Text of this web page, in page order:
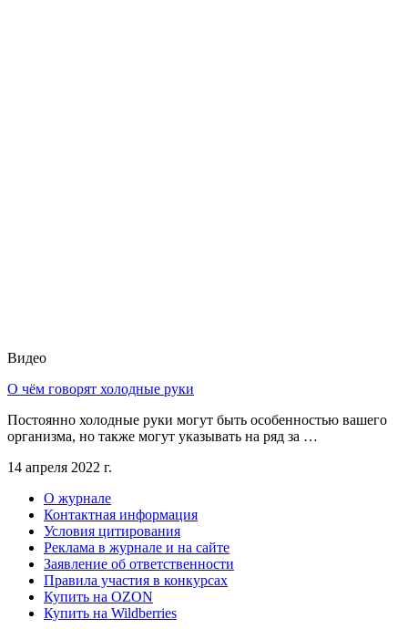
Видео
О чём говорят холодные руки
Постоянно холодные руки могут быть особенностью вашего
организма, но также могут указывать на ряд за …
14 апреля 2022 г.
О журнале
Контактная информация
Условия цитирования
Реклама в журнале и на сайте
Заявление об ответственности
Правила участия в конкурсах
Купить на OZON
Купить на Wildberries